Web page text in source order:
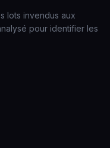
lots invendus aux
pour identifier les